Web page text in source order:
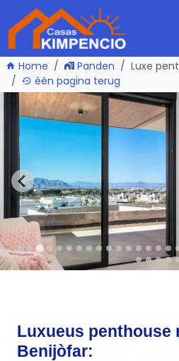
Home Panden
Luxe
één pagina terug
Luxueus penthouse
Benijòfar: